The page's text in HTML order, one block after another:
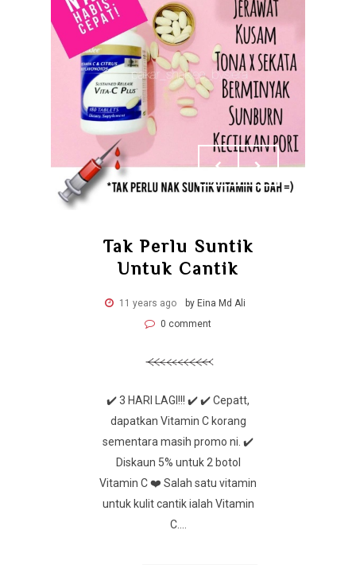
Tak Perlu Suntik
Untuk Cantik
11 years ago
by Eina Md Ali
0 comment
✔️ 3 HARI LAGI!!! ✔️ ✔️ Cepatt,
dapatkan Vitamin C korang
sementara masih promo ni. ✔️
Diskaun 5% untuk 2 botol
Vitamin C ❤️ Salah satu vitamin
untuk kulit cantik ialah Vitamin
C....